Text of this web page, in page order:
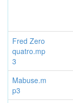
Fred Zero
quatro.mp
3
Mabuse.m
p3